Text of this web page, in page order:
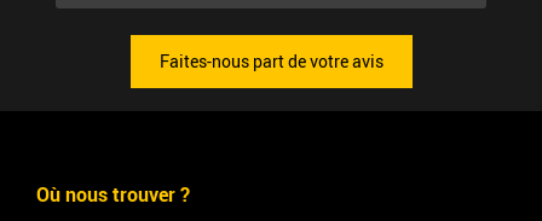
Faites-nous part de votre avis
Où nous trouver ?